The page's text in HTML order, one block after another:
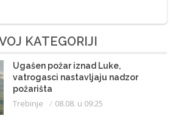
KATEGORIJI
Ugašen požar iznad Luke,
vatrogasci nastavljaju nadzor
požarišta
Trebinje 08.08. u 09:25